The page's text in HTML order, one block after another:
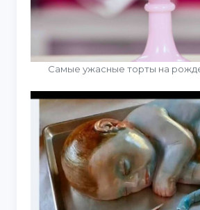
Самые ужасные торты на